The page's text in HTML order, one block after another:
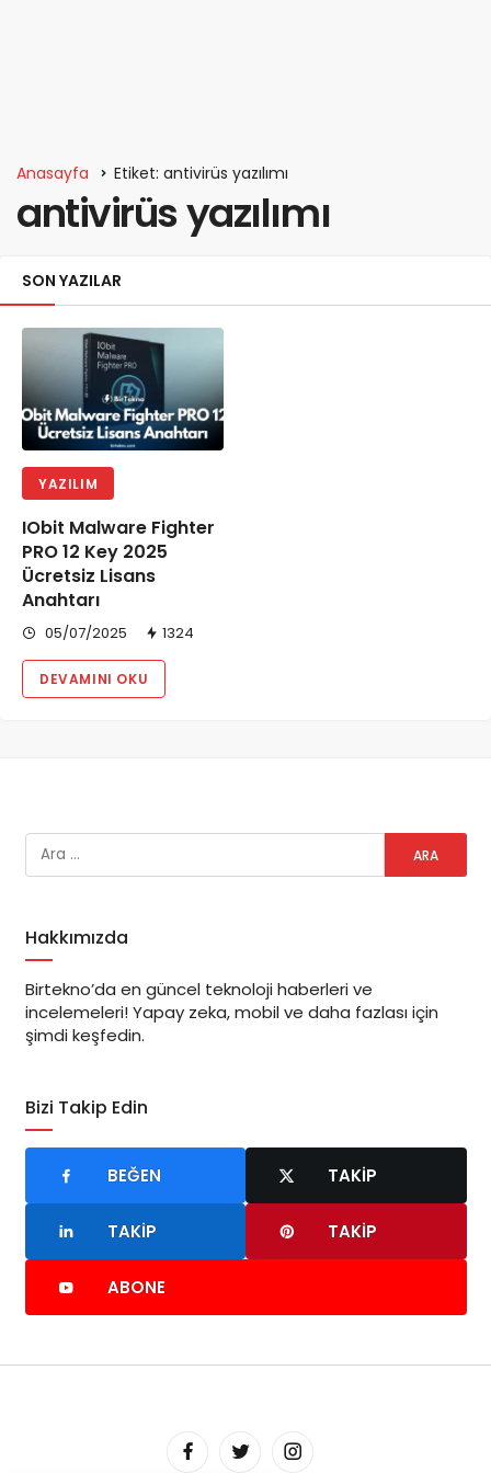
Anasayfa Etiket: antivirüs yazılımı
antivirüs yazılımı
SON YAZILAR
YAZILIM
IObit Malware Fighter
PRO 12 Key 2025
Ücretsiz Lisans
Anahtarı
05/07/2025 1324
DEVAMINI OKU
Hakkımızda
Birtekno’da en güncel teknoloji haberleri ve
incelemeleri! Yapay zeka, mobil ve daha fazlası için
şimdi keşfedin.
Bizi Takip Edin
BEĞEN TAKIP
TAKIP TAKIP
ABONE